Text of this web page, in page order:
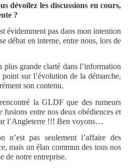
dévoilez les discussions en cours,
?
évidemment pas dans mon intention
débat en interne, entre nous, lors de
plus grande clarté dans l’information
sur l’évolution de la démarche,
son contenu.
la GLDF que des rumeurs
fusions entre nos deux obédiences et
l’Angleterre !!! Ben voyons…
n’est pas seulement l’affaire des
mais un élan commun des tous nos
de notre entreprise.